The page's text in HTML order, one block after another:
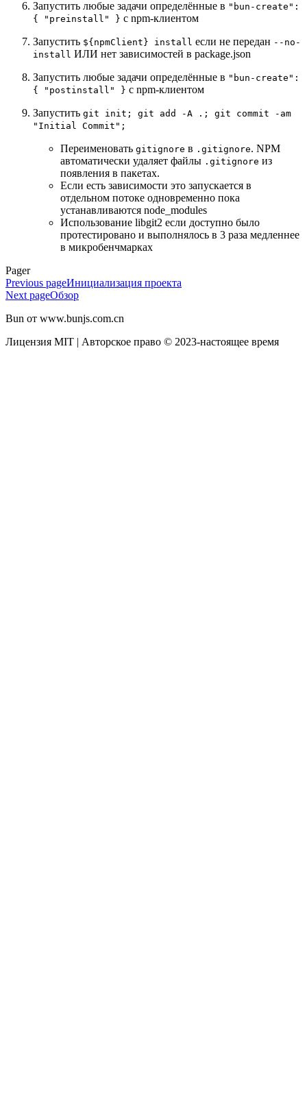
Запустить любые задачи определённые в "bun-create":
{ "preinstall" } с npm-клиентом
Запустить ${npmClient} install если не передан --no-
install ИЛИ нет зависимостей в package.json
Запустить любые задачи определённые в "bun-create":
{ "postinstall" } с npm-клиентом
Запустить git init; git add -A .; git commit -am
"Initial Commit";
Переименовать gitignore в .gitignore. NPM
автоматически удаляет файлы .gitignore из
появления в пакетах.
Если есть зависимости это запускается в
отдельном потоке одновременно пока
устанавливаются node_modules
Использование libgit2 если доступно было
протестировано и выполнялось в 3 раза медленнее
в микробенчмарках
Pager
Previous pageИнициализация проекта
Next pageОбзор
Bun от www.bunjs.com.cn
Лицензия MIT | Авторское право © 2023-настоящее время